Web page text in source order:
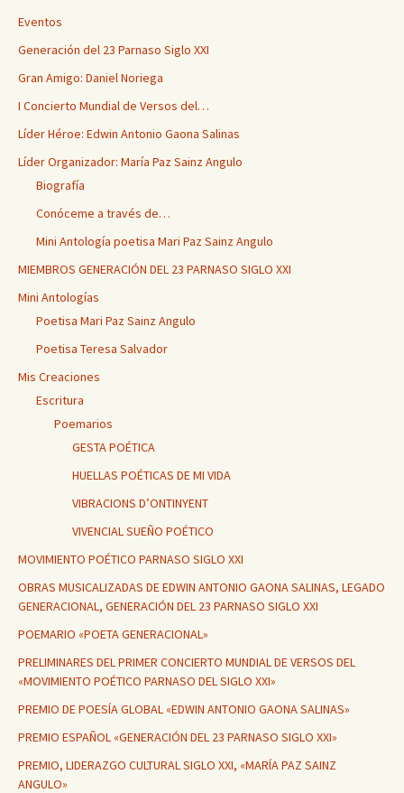
Eventos
Generación del 23 Parnaso Siglo XXI
Gran Amigo: Daniel Noriega
I Concierto Mundial de Versos del…
Líder Héroe: Edwin Antonio Gaona Salinas
Líder Organizador: María Paz Sainz Angulo
Biografía
Conóceme a través de…
Mini Antología poetisa Mari Paz Sainz Angulo
MIEMBROS GENERACIÓN DEL 23 PARNASO SIGLO XXI
Mini Antologías
Poetisa Mari Paz Sainz Angulo
Poetisa Teresa Salvador
Mis Creaciones
Escritura
Poemarios
GESTA POÉTICA
HUELLAS POÉTICAS DE MI VIDA
VIBRACIONS D’ONTINYENT
VIVENCIAL SUEÑO POÉTICO
MOVIMIENTO POÉTICO PARNASO SIGLO XXI
OBRAS MUSICALIZADAS DE EDWIN ANTONIO GAONA SALINAS, LEGADO
GENERACIONAL, GENERACIÓN DEL 23 PARNASO SIGLO XXI
POEMARIO «POETA GENERACIONAL»
PRELIMINARES DEL PRIMER CONCIERTO MUNDIAL DE VERSOS DEL
«MOVIMIENTO POÉTICO PARNASO DEL SIGLO XXI»
PREMIO DE POESÍA GLOBAL «EDWIN ANTONIO GAONA SALINAS»
PREMIO ESPAÑOL «GENERACIÓN DEL 23 PARNASO SIGLO XXI»
PREMIO, LIDERAZGO CULTURAL SIGLO XXI, «MARÍA PAZ SAINZ
ANGULO»